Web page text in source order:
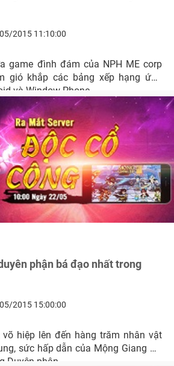
2015 11:10:00
game đình đám của NPH ME corp
gió khắp các bảng xếp hạng ứng
và Window Phone.
phận bá đạo nhất trong
2015 15:00:00
võ hiệp lên đến hàng trăm nhân vật
sức hấp dẫn của Mộng Giang Hồ
Duyên phận.